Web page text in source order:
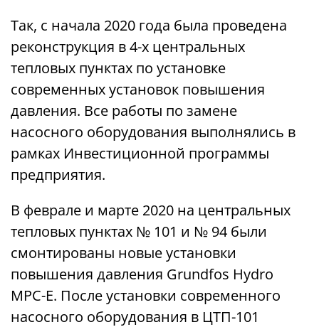
Так, с начала 2020 года была проведена
реконструкция в 4-х центральных
тепловых пунктах по установке
современных установок повышения
давления. Все работы по замене
насосного оборудования выполнялись в
рамках Инвестиционной программы
предприятия.
В феврале и марте 2020 на центральных
тепловых пунктах № 101 и № 94 были
смонтированы новые установки
повышения давления Grundfos Hydro
MPC-E. После установки современного
насосного оборудования в ЦТП-101